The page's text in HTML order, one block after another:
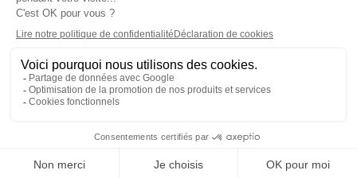
LIRE LA SUITE